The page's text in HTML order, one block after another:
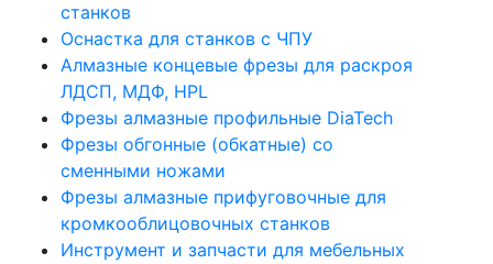
станков
Оснастка для станков с ЧПУ
Алмазные концевые фрезы для раскроя
ЛДСП, МДФ, HPL
Фрезы алмазные профильные DiaTech
Фрезы обгонные (обкатные) со
сменными ножами
Фрезы алмазные прифуговочные для
кромкооблицовочных станков
Инструмент и запчасти для мебельных